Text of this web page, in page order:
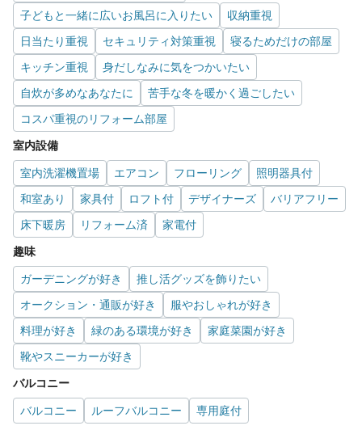
子どもと一緒に広いお風呂に入りたい
収納重視
日当たり重視
セキュリティ対策重視
寝るためだけの部屋
キッチン重視
身だしなみに気をつかいたい
自炊が多めなあなたに
苦手な冬を暖かく過ごしたい
コスパ重視のリフォーム部屋
室内設備
室内洗濯機置場 エアコン フローリング
照明器具付
和室あり
家具付 ロフト付 デザイナーズ
バリアフリー
床下暖房
リフォーム済 家電付
趣味
ガーデニングが好き
推し活グッズを飾りたい
オークション・通販が好き
服やおしゃれが好き
料理が好き
緑のある環境が好き
家庭菜園が好き
靴やスニーカーが好き
バルコニー
バルコニー ルーフバルコニー 専用庭付